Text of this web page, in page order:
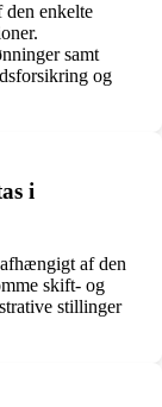
enkelte
samt
og
i
af den
skift- og
stillinger